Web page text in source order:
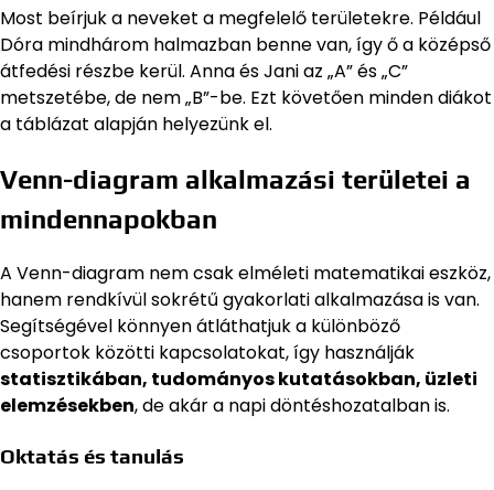
Most beírjuk a neveket a megfelelő területekre. Például
Dóra mindhárom halmazban benne van, így ő a középső
átfedési részbe kerül. Anna és Jani az „A” és „C”
metszetébe, de nem „B”-be. Ezt követően minden diákot
a táblázat alapján helyezünk el.
Venn-diagram alkalmazási területei a
mindennapokban
A Venn-diagram nem csak elméleti matematikai eszköz,
hanem rendkívül sokrétű gyakorlati alkalmazása is van.
Segítségével könnyen átláthatjuk a különböző
csoportok közötti kapcsolatokat, így használják
statisztikában, tudományos kutatásokban, üzleti
elemzésekben, de akár a napi döntéshozatalban is.
Oktatás és tanulás